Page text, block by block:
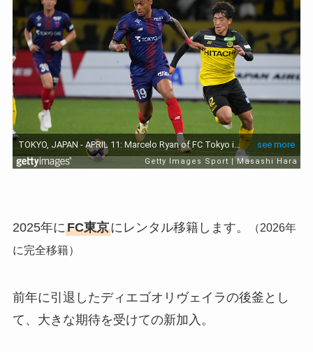
2025年にFC東京にレンタル移籍します。
（2026年
に完全移籍）
前年に引退したディエゴオリヴェイラの後釜とし
て、大きな期待を受けての新加入。